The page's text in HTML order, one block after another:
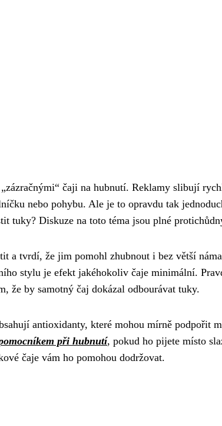
čaji na hubnutí. Reklamy slibují
nebo pohybu. Ale je to opravdu tak
tuky? Diskuze na toto téma jsou plné
a tvrdí, že jim pomohl zhubnout i bez větší
stylu je efekt jakéhokoliv čaje minimální.
že by samotný čaj dokázal odbourávat tuky.
antioxidanty, které mohou mírně podpořit
při hubnutí, pokud ho pijete místo
čaje vám ho pomohou dodržovat.